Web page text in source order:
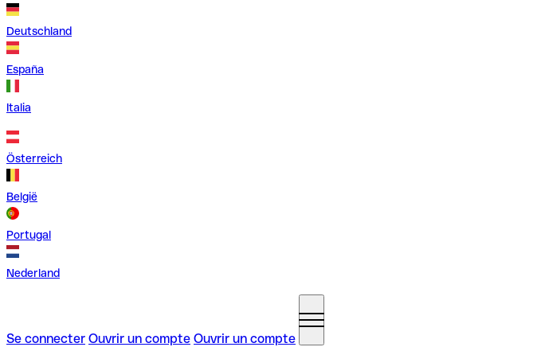
Deutschland
España
Italia
Österreich
België
Portugal
Nederland
Se connecter Ouvrir un compte Ouvrir un compte